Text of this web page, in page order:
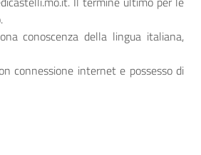
conoscenza della lingua italiana,
connessione internet e possesso di